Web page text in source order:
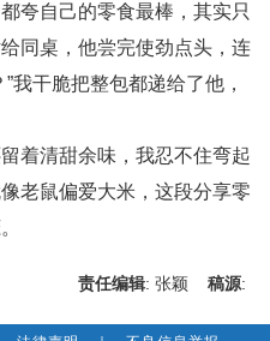
夸自己的零食最棒，其实只
同桌，他尝完使劲点头，连
我干脆把整包都递给了他，
清甜余味，我忍不住弯起
老鼠偏爱大米，这段分享零
责任编辑: 张颖 稿源: